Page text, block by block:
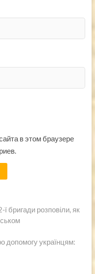
в этом браузере
бригади розповіли, як
допомогу українцям: